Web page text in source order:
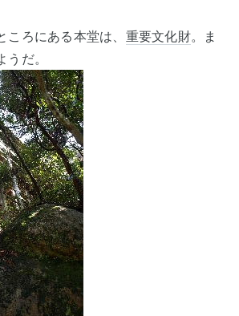
ろにある本堂は、 重要文化財。ま
うだ。